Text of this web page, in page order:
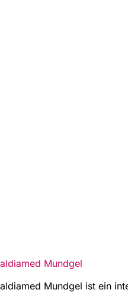
aldiamed Mundgel
aldiamed Mundgel ist ein